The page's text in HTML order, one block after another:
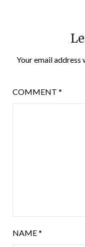
Your email address
COMMENT *
NAME*